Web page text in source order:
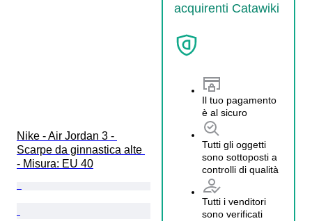
acquirenti Catawiki
Il tuo pagamento
è al sicuro
Tutti gli oggetti
sono sottoposti a
controlli di qualità
Tutti i venditori
sono verificati
Nike - Air Jordan 3 -
Scarpe da ginnastica alte
- Misura: EU 40